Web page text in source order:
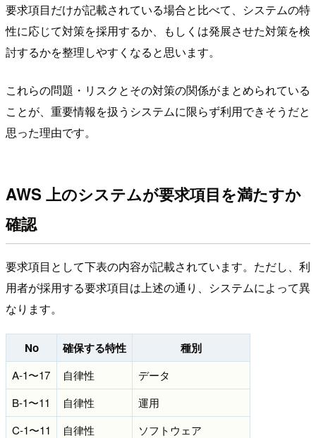
要求項目だけが記載されている場合と比べて、システムの特
性に応じて対策を採用するか、もしくは発展させた対策を検
討するかを整理しやすくなると思います。
これらの問題・リスクとその対策の関係がまとめられている
ことが、重要情報を扱うシステムに限らず利用できそうだと
思った理由です。
AWS 上のシステムが要求項目を満たすか
確認
要求項目として下表の内容が記載されています。ただし、利
用者が採用する要求項目は上述の通り、システムによって異
なります。
No 確保する特性 種別
A-1〜17 自律性
データ
B-1〜11
自律性
運用
C-1〜11
自律性
ソフトウェア